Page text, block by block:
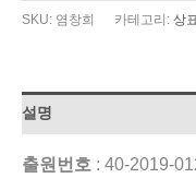
SKU: 염창희 카테고리: 상
설명
출원번호 : 40-2019-